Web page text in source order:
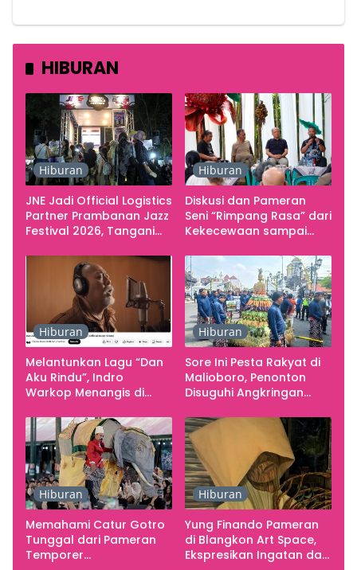
HIBURAN
Hiburan
JNE Jadi Official Logistics
Partner Prambanan Jazz
Festival 2026, Tangani
Kebutuhan Konser
Hiburan
Diskusi dan Pameran
Seni “Rimpang Rasa” dari
Kekecewaan sampai
Yogyakarta sebagai
Pusat Pergerakan Seni
Rupa Indonesia
Hiburan
Melantunkan Lagu “Dan
Aku Rindu”, Indro
Warkop Menangis di
Hiburan
Sore Ini Pesta Rakyat di
Malioboro, Penonton
Disuguhi Angkringan
Hiburan
Memahami Catur Gotro
Tunggal dari Pameran
Temporer
Hiburan
Yung Finando Pameran
di Blangkon Art Space,
Ekspresikan Ingatan dan